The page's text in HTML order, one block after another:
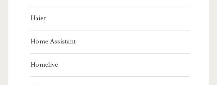
Haier
Home Assistant
Homelive